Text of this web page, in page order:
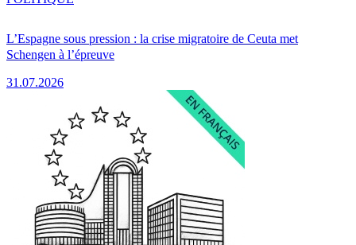
L’Espagne sous pression : la crise migratoire de Ceuta met
Schengen à l’épreuve
31.07.2026